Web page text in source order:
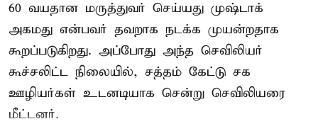
60 வயதான மருத்துவர் செய்யது முஷ்டாக்
அகமது என்பவர் தவறாக நடக்க முயன்றதாக
கூறப்படுகிறது. அப்போது அந்த செவிலியர்
கூச்சலிட்ட நிலையில், சத்தம் கேட்டு சக
ஊழியர்கள் உடனடியாக சென்று செவிலியரை
மீட்டனர்.